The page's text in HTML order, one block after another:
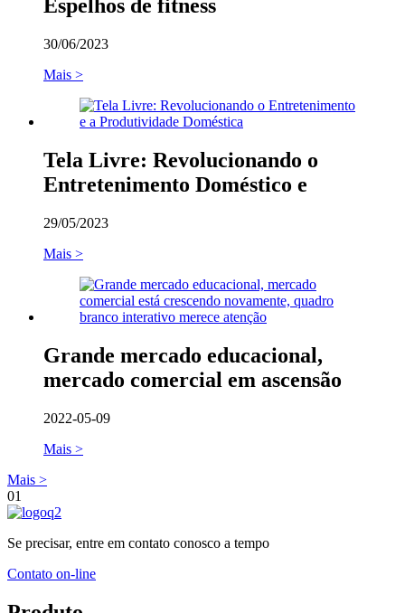
Espelhos de fitness
30/06/2023
Mais >
Tela Livre: Revolucionando o
Entretenimento Doméstico e
29/05/2023
Mais >
Grande mercado educacional,
mercado comercial em ascensão
2022-05-09
Mais >
Mais >
01
Se precisar, entre em contato conosco a tempo
Contato on-line